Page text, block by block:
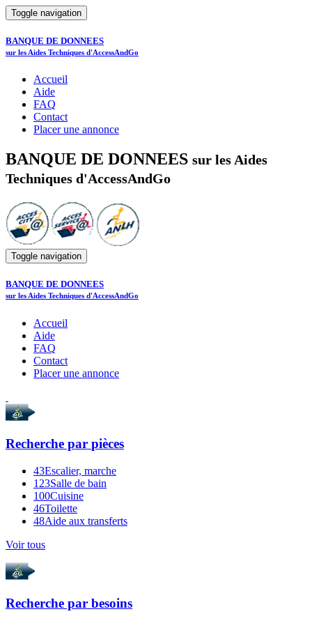
Toggle navigation
BANQUE DE DONNEES
sur les Aides Techniques d'AccessAndGo
Accueil
Aide
FAQ
Contact
Placer une annonce
BANQUE DE DONNEES sur les Aides
Techniques d'AccessAndGo
Toggle navigation
BANQUE DE DONNEES
sur les Aides Techniques d'AccessAndGo
Accueil
Aide
FAQ
Contact
Placer une annonce
Recherche par pièces
43Escalier, marche
123Salle de bain
100Cuisine
46Toilette
48Aide aux transferts
Voir tous
Recherche par besoins